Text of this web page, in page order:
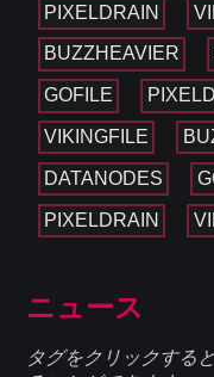
PIXELDRAIN
BUZZHEAVIER
GOFILE
VIKINGFILE
DATANODES
PIXELDRAIN
ニュース
タグをクリックする